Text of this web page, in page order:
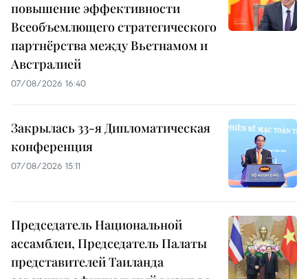
повышение эффективности
Всеобъемлющего стратегического
партнёрства между Вьетнамом и
Австралией
07/08/2026 16:40
Закрылась 33-я Дипломатическая
конференция
07/08/2026 15:11
Председатель Национальной
ассамблеи, Председатель Палаты
представителей Таиланда